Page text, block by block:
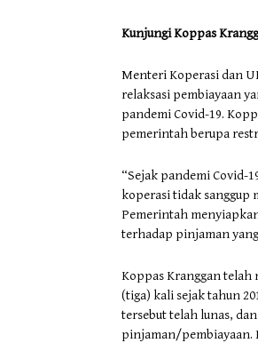
Kunjungi Koppas
Menteri Koperasi dan
relaksasi pembiayaan
pandemi Covid-19.
pemerintah berupa
“Sejak pandemi Covid-
koperasi tidak sanggup
Pemerintah
terhadap pinjaman
Koppas Kranggan telah
(tiga) kali sejak tahun
tersebut telah lunas,
pinjaman/pembiayaan.